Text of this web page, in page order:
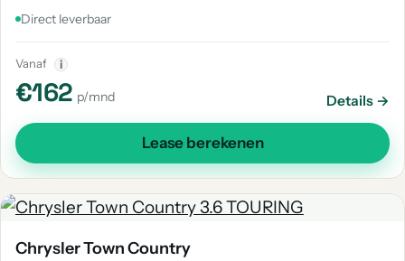
Direct leverbaar
Vanaf i
€162 p/mnd Details →
Lease berekenen
Chrysler Town Country